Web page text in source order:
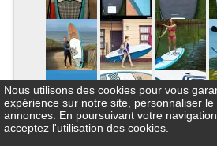
Nous utilisons des cookies pour vous
expérience sur notre site, personnaliser
annonces. En poursuivant votre
acceptez l'utilisation des cookies.